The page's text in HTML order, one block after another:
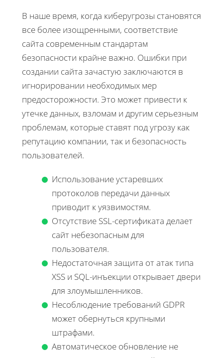
В наше время, когда киберугрозы становятся
все более изощренными, соответствие
сайта современным стандартам
безопасности крайне важно. Ошибки при
создании сайта зачастую заключаются в
игнорировании необходимых мер
предосторожности. Это может привести к
утечке данных, взломам и другим серьезным
проблемам, которые ставят под угрозу как
репутацию компании, так и безопасность
пользователей.
Использование устаревших
протоколов передачи данных
приводит к уязвимостям.
Отсутствие SSL-сертификата делает
сайт небезопасным для
пользователя.
Недостаточная защита от атак типа
XSS и SQL-инъекции открывает двери
для злоумышленников.
Несоблюдение требований GDPR
может обернуться крупными
штрафами.
Автоматическое обновление не